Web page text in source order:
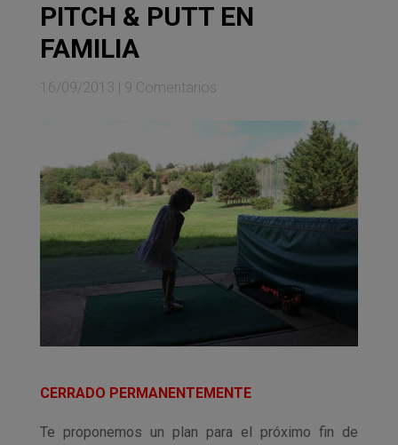
PITCH & PUTT EN
FAMILIA
16/09/2013 9 Comentarios
CERRADO PERMANENTEMENTE
Te proponemos un plan para el próximo fin de